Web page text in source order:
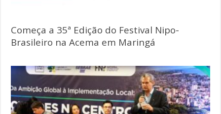
Começa a 35ª Edição do Festival Nipo-
Brasileiro na Acema em Maringá